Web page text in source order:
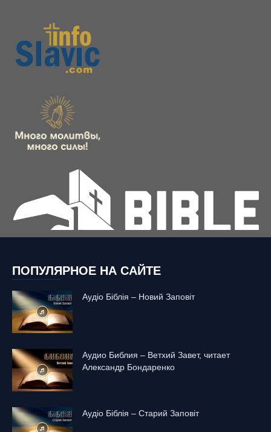
ПОПУЛЯРНОЕ НА САЙТЕ
Аудіо Біблія – Новий Заповіт
Аудио Библия – Ветхий Завет, читает
Александр Бондаренко
Аудіо Біблія – Старий Заповіт